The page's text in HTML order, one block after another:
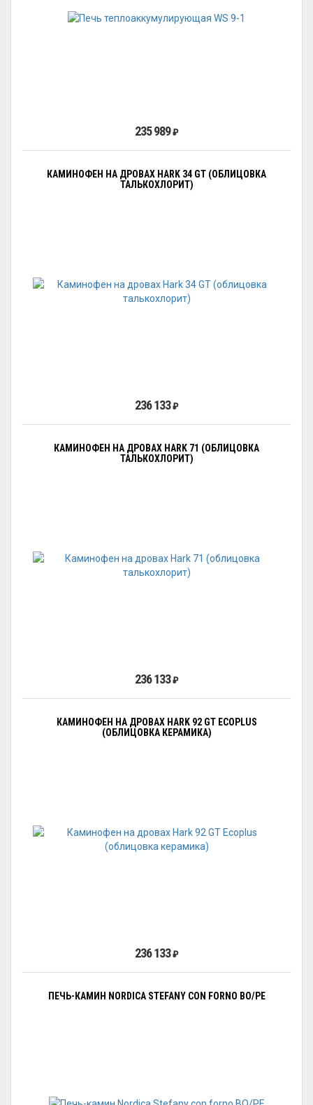
235 989₽
КАМИНОФЕН НА ДРОВАХ HARK 34 GT (ОБЛИЦОВКА
ТАЛЬКОХЛОРИТ)
236 133₽
КАМИНОФЕН НА ДРОВАХ HARK 71 (ОБЛИЦОВКА
ТАЛЬКОХЛОРИТ)
236 133₽
КАМИНОФЕН НА ДРОВАХ HARK 92 GT ECOPLUS
(ОБЛИЦОВКА КЕРАМИКА)
236 133₽
ПЕЧЬ-КАМИН NORDICA STEFANY CON FORNO BO/PE